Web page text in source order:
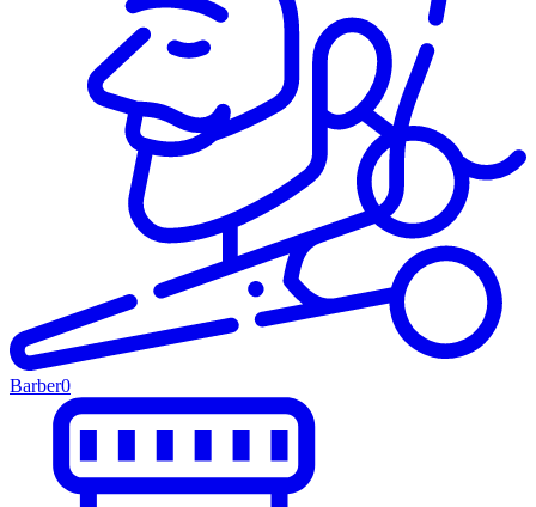
Barber0